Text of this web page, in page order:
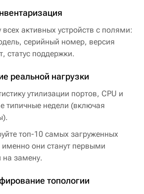
всех активных устройств с полями:
серийный номер, версия
статус поддержки.
реальной нагрузки
утилизации портов, CPU и
типичные недели (включая
топ-10 самых загруженных
они станут первыми
на замену.
топологии